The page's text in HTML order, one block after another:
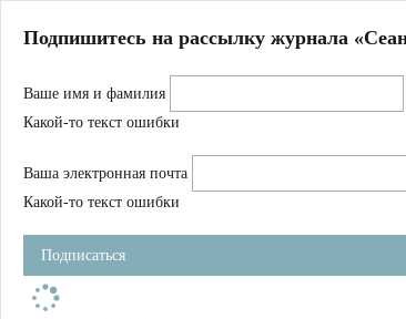
Магазин
Журнал
Школа
Устав
Фильмы
Имена
Тэги
Подпишитесь на рассылку журнала
Ваше имя и фамилия
Какой-то текст ошибки
Ваша электронная почта
Какой-то текст ошибки
Подписаться